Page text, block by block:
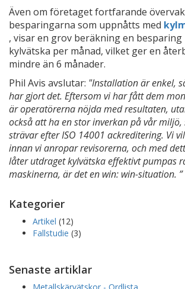
Även om företaget fortfarande
besparingarna som uppnåtts med
, visar en grov beräkning en
kylvätska per månad, vilket ger en
mindre än 6 månader.
Phil Avis avslutar: "Installation är enkel,
har gjort det. Eftersom vi har fått dem
är operatörerna nöjda med resultaten,
också att ha en stor inverkan på vår
strävar efter ISO 14001 ackreditering. Vi
innan vi anropar revisorerna, och med
låter utdraget kylvätska effektivt pumpas
maskinerna, är det en win: win-situation. ”
Kategorier
Artikel (12)
Fallstudie (3)
Senaste artiklar